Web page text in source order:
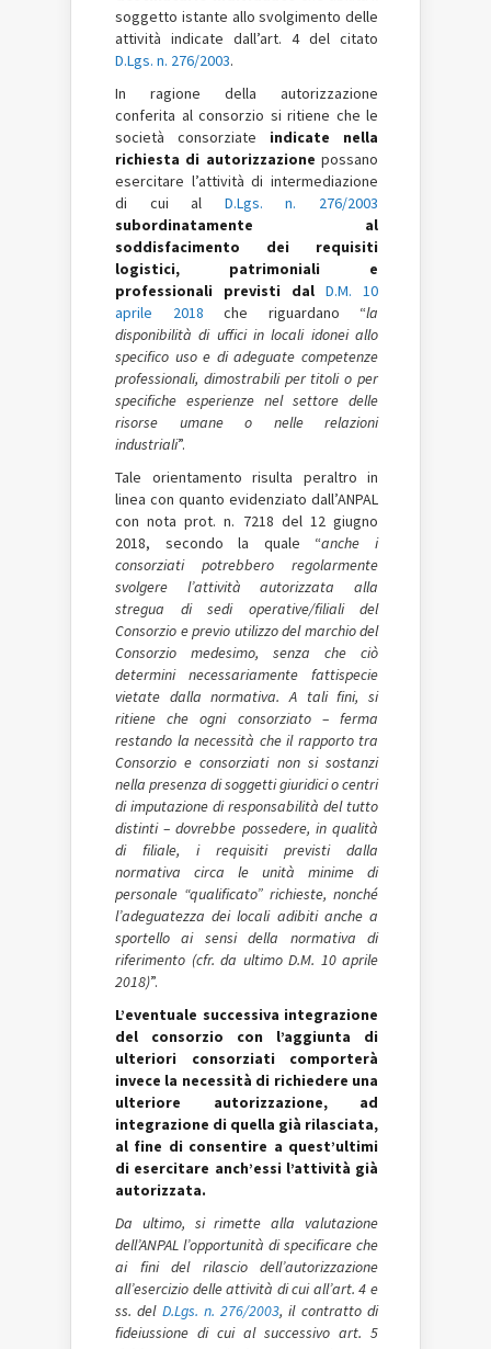
soggetto istante allo svolgimento delle
attività indicate dall’art. 4 del citato
D.Lgs. n. 276/2003.
In ragione della autorizzazione
conferita al consorzio si ritiene che le
società consorziate indicate nella
richiesta di autorizzazione possano
esercitare l’attività di intermediazione
di cui al D.Lgs. n. 276/2003
subordinatamente al
soddisfacimento dei requisiti
logistici, patrimoniali e
professionali previsti dal D.M. 10
aprile 2018 che riguardano “la
disponibilità di uffici in locali idonei allo
specifico uso e di adeguate competenze
professionali, dimostrabili per titoli o per
specifiche esperienze nel settore delle
risorse umane o nelle relazioni
industriali”.
Tale orientamento risulta peraltro in
linea con quanto evidenziato dall’ANPAL
con nota prot. n. 7218 del 12 giugno
2018, secondo la quale “anche i
consorziati potrebbero regolarmente
svolgere l’attività autorizzata alla
stregua di sedi operative/filiali del
Consorzio e previo utilizzo del marchio del
Consorzio medesimo, senza che ciò
determini necessariamente fattispecie
vietate dalla normativa. A tali fini, si
ritiene che ogni consorziato – ferma
restando la necessità che il rapporto tra
Consorzio e consorziati non si sostanzi
nella presenza di soggetti giuridici o centri
di imputazione di responsabilità del tutto
distinti – dovrebbe possedere, in qualità
di filiale, i requisiti previsti dalla
normativa circa le unità minime di
personale “qualificato” richieste, nonché
l’adeguatezza dei locali adibiti anche a
sportello ai sensi della normativa di
riferimento (cfr. da ultimo D.M. 10 aprile
2018)”.
L’eventuale successiva integrazione
del consorzio con l’aggiunta di
ulteriori consorziati comporterà
invece la necessità di richiedere una
ulteriore autorizzazione, ad
integrazione di quella già rilasciata,
al fine di consentire a quest’ultimi
di esercitare anch’essi l’attività già
autorizzata.
Da ultimo, si rimette alla valutazione
dell’ANPAL l’opportunità di specificare che
ai fini del rilascio dell’autorizzazione
all’esercizio delle attività di cui all’art. 4 e
ss. del D.Lgs. n. 276/2003, il contratto di
fideiussione di cui al successivo art. 5